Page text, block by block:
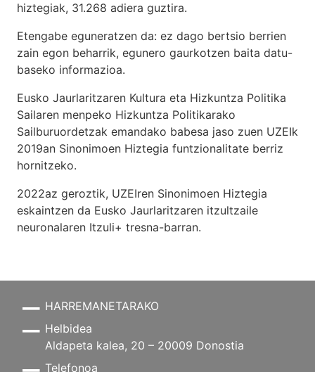
hiztegiak, 31.268 adiera guztira.
Etengabe eguneratzen da: ez dago bertsio berrien
zain egon beharrik, egunero gaurkotzen baita datu-
baseko informazioa.
Eusko Jaurlaritzaren Kultura eta Hizkuntza Politika
Sailaren menpeko Hizkuntza Politikarako
Sailburuordetzak emandako babesa jaso zuen UZEIk
2019an Sinonimoen Hiztegia funtzionalitate berriz
hornitzeko.
2022az geroztik, UZEIren Sinonimoen Hiztegia
eskaintzen da Eusko Jaurlaritzaren itzultzaile
neuronalaren Itzuli+ tresna-barran.
HARREMANETARAKO
Helbidea
Aldapeta kalea, 20 – 20009 Donostia
Telefonoa